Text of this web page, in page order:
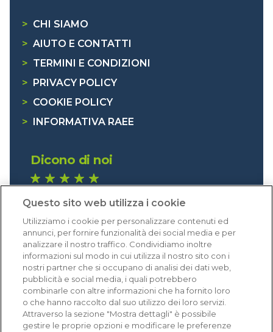
> CHI SIAMO
> AIUTO E CONTATTI
> TERMINI E CONDIZIONI
>
PRIVACY POLICY
> COOKIE POLICY
>
INFORMATIVA RAEE
Dicono di noi
Eccellente (4,8)
Acquisti verificati
Questo sito web utilizza i cookie
Utilizziamo i cookie per personalizzare contenuti ed
annunci, per fornire funzionalità dei social media e per
analizzare il nostro traffico. Condividiamo inoltre
informazioni sul modo in cui utilizza il nostro sito con i
nostri partner che si occupano di analisi dei dati web,
pubblicità e social media, i quali potrebbero
combinarle con altre informazioni che ha fornito loro
o che hanno raccolto dal suo utilizzo dei loro servizi.
Attraverso la sezione "Mostra dettagli" è possibile
gestire le proprie opzioni e modificare le preferenze